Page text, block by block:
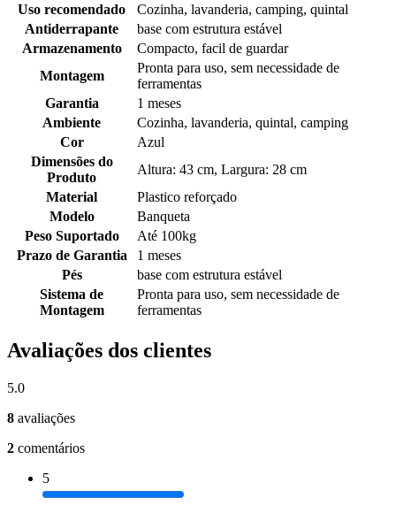
Uso recomendado
Cozinha, lavanderia, camping, quintal
Antiderrapante
base com estrutura estável
Armazenamento
Compacto, facil de guardar
Montagem
Pronta para uso, sem necessidade de
ferramentas
Garantia
1 meses
Ambiente
Cozinha, lavanderia, quintal, camping
Cor
Azul
Dimensões do
Produto
Altura: 43 cm, Largura: 28 cm
Material
Plastico reforçado
Modelo
Banqueta
Peso Suportado
Até 100kg
Prazo de Garantia
1 meses
Pés
base com estrutura estável
Sistema de
Montagem
Pronta para uso, sem necessidade de
ferramentas
Avaliações dos clientes
5.0
8 avaliações
2 comentários
5